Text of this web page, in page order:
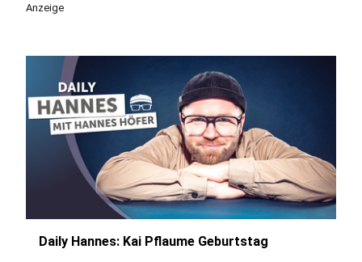
Anzeige
Daily Hannes: Kai Pflaume Geburtstag